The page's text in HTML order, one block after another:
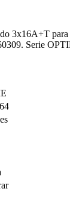
3x16A+T
Serie